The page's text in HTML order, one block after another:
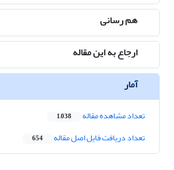
هم رسانی
ارجاع به این مقاله
آمار
تعداد مشاهده مقاله 1,038
تعداد دریافت فایل اصل مقاله 654